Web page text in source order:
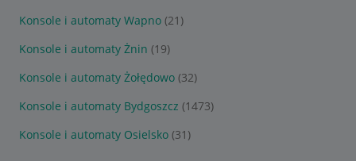
Konsole i automaty Wapno (21)
Konsole i automaty Żnin (19)
Konsole i automaty Żołędowo (32)
Konsole i automaty Bydgoszcz (1473)
Konsole i automaty Osielsko (31)